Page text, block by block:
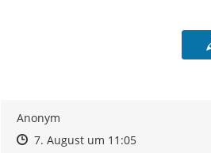
Anonym
Zeitpunkt des Erstellens
Zeitpunkt des Erstellens
7. August um 11:05Zur Äußerung